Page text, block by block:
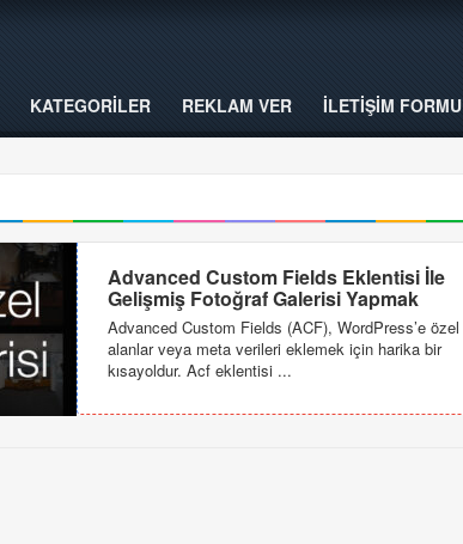
KATEGORİLER REKLAM VER İLETİŞİM FORMU
Advanced Custom Fields Eklentisi İle
Gelişmiş Fotoğraf Galerisi Yapmak
Advanced Custom Fields (ACF), WordPress’e özel
alanlar veya meta verileri eklemek için harika bir
kısayoldur. Acf eklentisi ...